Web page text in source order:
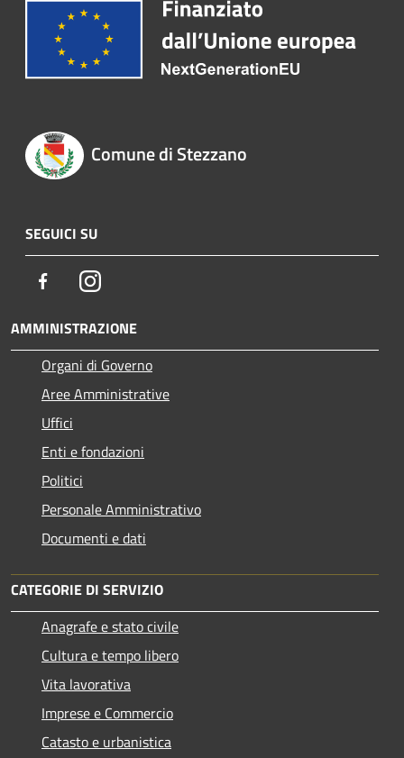
Comune di Stezzano
SEGUICI SU
FacebookInstagram
AMMINISTRAZIONE
Organi di Governo
Aree Amministrative
Uffici
Enti e fondazioni
Politici
Personale Amministrativo
Documenti e dati
CATEGORIE DI SERVIZIO
Anagrafe e stato civile
Cultura e tempo libero
Vita lavorativa
Imprese e Commercio
Catasto e urbanistica